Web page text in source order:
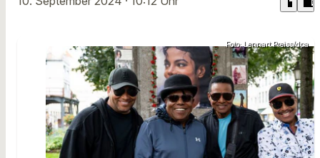
Foto: Lennart Preiss/dpa